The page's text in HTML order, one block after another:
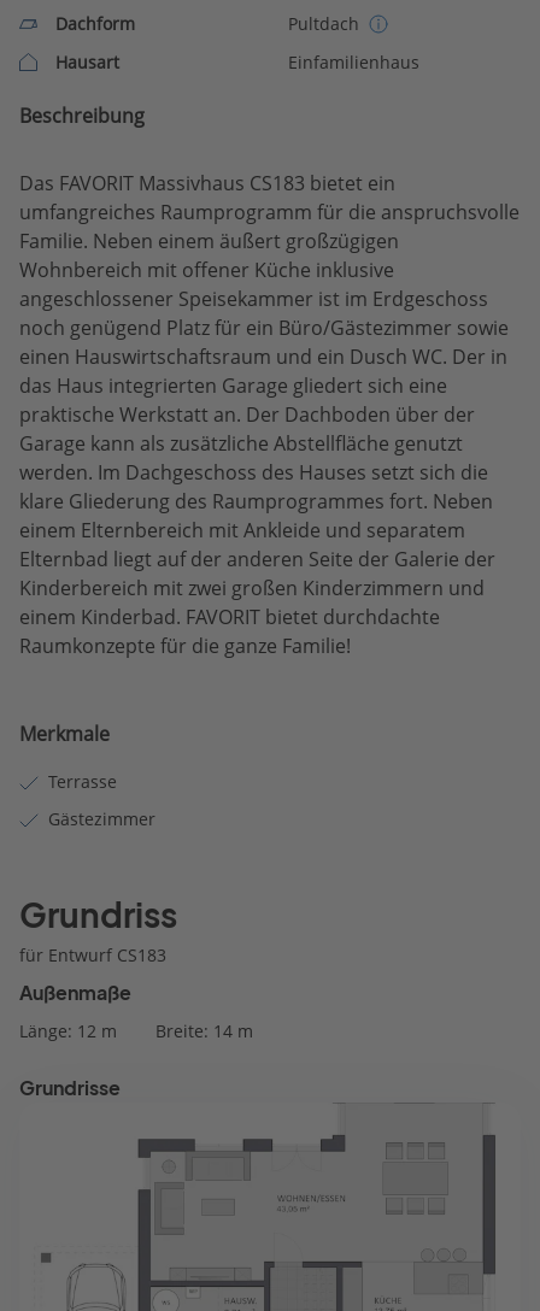
Dachform
Pultdach
Hausart
Einfamilienhaus
Beschreibung
Das FAVORIT Massivhaus CS183 bietet ein
umfangreiches Raumprogramm für die anspruchsvolle
Familie. Neben einem äußert großzügigen
Wohnbereich mit offener Küche inklusive
angeschlossener Speisekammer ist im Erdgeschoss
noch genügend Platz für ein Büro/Gästezimmer sowie
einen Hauswirtschaftsraum und ein Dusch WC. Der in
das Haus integrierten Garage gliedert sich eine
praktische Werkstatt an. Der Dachboden über der
Garage kann als zusätzliche Abstellfläche genutzt
werden. Im Dachgeschoss des Hauses setzt sich die
klare Gliederung des Raumprogrammes fort. Neben
einem Elternbereich mit Ankleide und separatem
Elternbad liegt auf der anderen Seite der Galerie der
Kinderbereich mit zwei großen Kinderzimmern und
einem Kinderbad. FAVORIT bietet durchdachte
Raumkonzepte für die ganze Familie!
Merkmale
Terrasse
Gästezimmer
Grundriss
für Entwurf CS183
Außenmaße
Länge: 12 m Breite: 14 m
Grundrisse